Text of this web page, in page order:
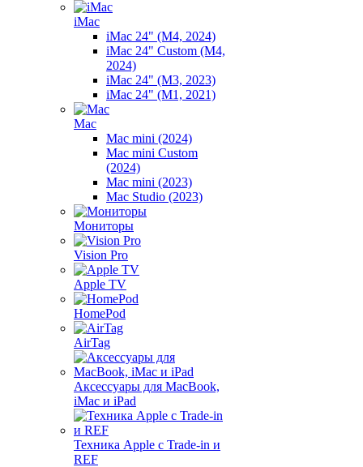
iMac
iMac 24" (M4, 2024)
iMac 24" Custom (M4,
2024)
iMac 24" (M3, 2023)
iMac 24" (M1, 2021)
Mac
Mac mini (2024)
Mac mini Custom
(2024)
Mac mini (2023)
Mac Studio (2023)
Мониторы
Vision Pro
Apple TV
HomePod
AirTag
Аксессуары для MacBook,
iMac и iPad
Техника Apple с Trade-in и
REF